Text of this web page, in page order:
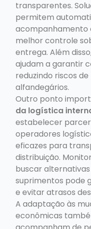
transparentes.
permitem
acompanhamento
melhor controle
entrega. Além
ajudam a garantir
reduzindo riscos
alfandegários.
Outro ponto
da logística
estabelecer
operadores
eficazes para
distribuição.
buscar
suprimentos pode
e evitar atrasos
A adaptação às
econômicas